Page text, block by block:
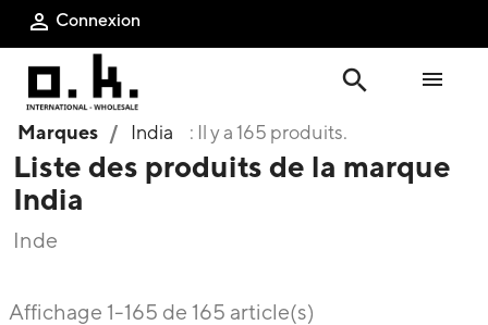
 Connexion
search 
Marques India : Il y a 165 produits.
Liste des produits de la marque
India
Inde
Affichage 1-165 de 165 article(s)